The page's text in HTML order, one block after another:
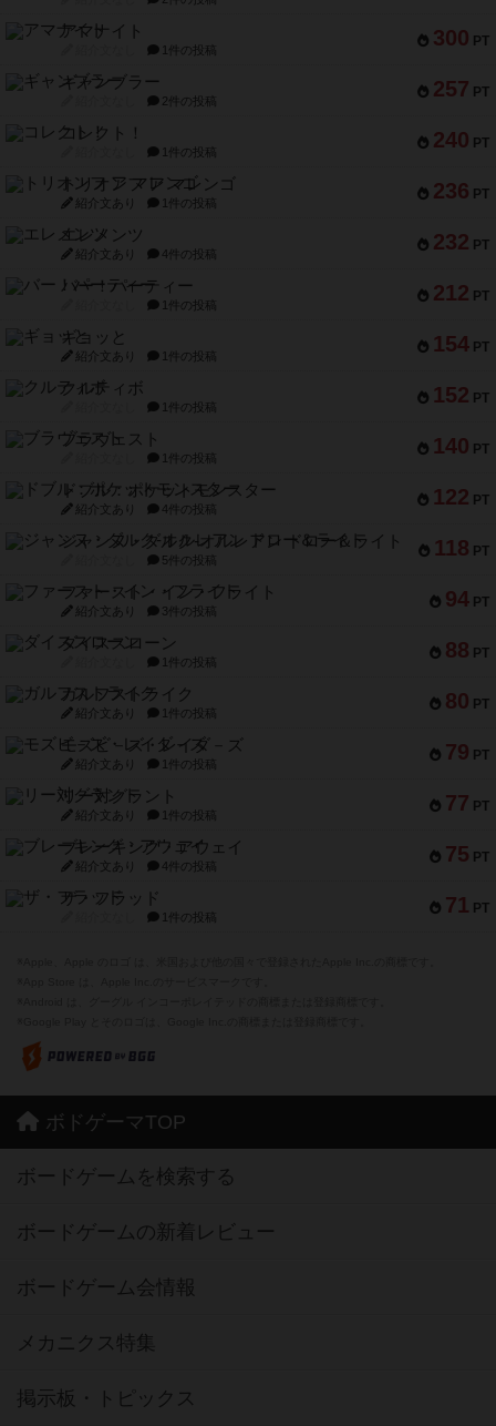
300 PT
アマナイト
1件の投稿
257 PT
ギャンブラー
2件の投稿
240 PT
コレクト！
1件の投稿
236 PT
トリオンフ ア マレンゴ
紹介文あり 1件の投稿
232 PT
エレメンツ
紹介文あり 4件の投稿
212 PT
バー！パーティー
1件の投稿
154 PT
ギョッと
紹介文あり 1件の投稿
152 PT
クルティボ
1件の投稿
140 PT
ブラヴェスト
1件の投稿
122 PT
ドブル：ポケットモンスター
紹介文あり 4件の投稿
118 PT
ジャンヌ・ダルク-オルレアン ドロー＆ライト
5件の投稿
94 PT
ファースト・イン・フライト
紹介文あり 3件の投稿
88 PT
ダイススローン
1件の投稿
80 PT
ガルフストライク
紹介文あり 1件の投稿
79 PT
モズビ－ズ・レイダ－ズ
紹介文あり 1件の投稿
77 PT
リー対グラント
紹介文あり 1件の投稿
75 PT
ブレーキング・アウェイ
紹介文あり 4件の投稿
71 PT
ザ・フラッド
1件の投稿
ボドゲーマTOP
ボードゲームを検索する
ボードゲームの新着レビュー
ボードゲーム会情報
メカニクス特集
掲示板・トピックス